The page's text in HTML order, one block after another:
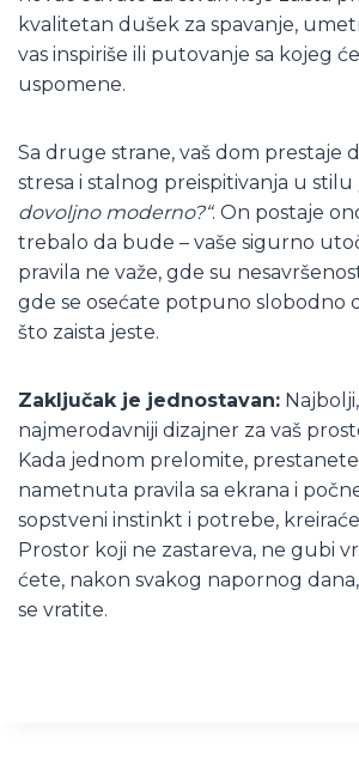
kvalitetan dušek za spavanje,
vas inspiriše ili putovanje sa kojeg
uspomene.
Sa druge strane, vaš dom prestaje
stresa i stalnog preispitivanja u stilu
dovoljno moderno?“. On postaje
trebalo da bude – vaše sigurno
pravila ne važe, gde su
gde se osećate potpuno slobodno
što zaista jeste.
Zaključak je jednostavan:
najmerodavniji dizajner za vaš
Kada jednom prelomite,
nametnuta pravila sa ekrana i
sopstveni instinkt i potrebe,
Prostor koji ne zastareva, ne gubi
ćete, nakon svakog napornog
se vratite.